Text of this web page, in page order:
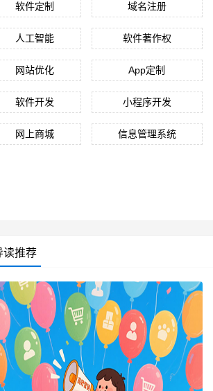
软件定制 域名注册
人工智能 软件著作权
网站优化 App定制
软件开发 小程序开发
网上商城 信息管理系统
读推荐